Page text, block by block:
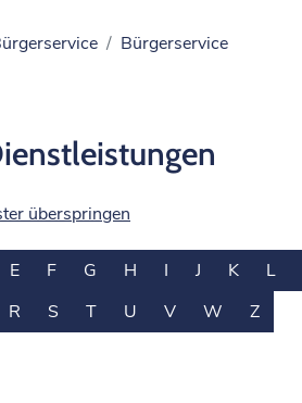
Bürgerservice
überspringen
E F G H I J K
L
R S T U V W Z